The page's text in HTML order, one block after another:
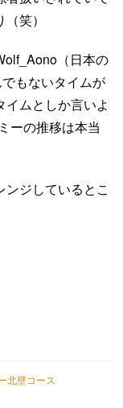
笑）
（日本の
もないタイムが
ムとしか言いよ
ーの推移は本当
ジしているとこ
北壁コース